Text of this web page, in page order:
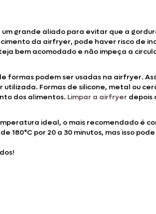
grande aliado para evitar que a
da airfryer, pode haver risco de
bem acomodado e não impeça a
podem ser usadas na airfryer.
Formas de silicone, metal ou
dos alimentos. Limpar a airfryer depois
ideal, o mais recomendado é
180°C por 20 a 30 minutos, mas isso